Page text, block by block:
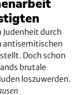
Judenheit durch
antisemitischen
Doch schon
brutale
loszuwerden.